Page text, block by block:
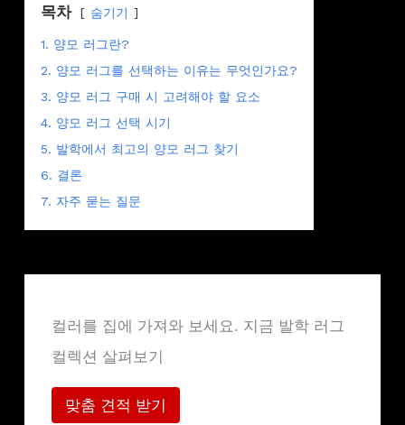
목차 숨기기
1. 양모 러그란?
2. 양모 러그를 선택하는 이유는 무엇인가요?
3. 양모 러그 구매 시 고려해야 할 요소
4. 양모 러그 선택 시기
5. 발학에서 최고의 양모 러그 찾기
6. 결론
7. 자주 묻는 질문
컬러를 집에 가져와 보세요. 지금 발학 러그
컬렉션 살펴보기
맞춤 견적 받기